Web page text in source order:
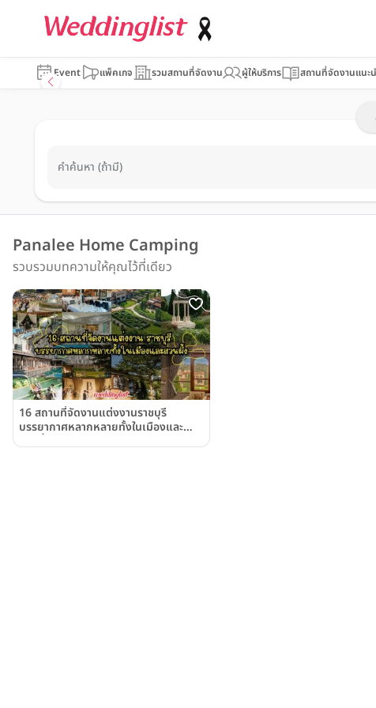
Event แพ็คเกจ รวมสถานที่จัดงาน ผู้ให้บริการ สถานที่จัดงานแนะ
คำค้นหา (ถ้ามี)
Panalee Home Camping
รวบรวมบทความให้คุณไว้ที่เดียว
16 สถานที่จัดงานแต่งงานราชบุรี
บรรยากาศหลากหลายทั้งในเมืองและ